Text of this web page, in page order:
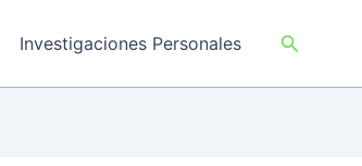
Investigaciones Personales Buscar